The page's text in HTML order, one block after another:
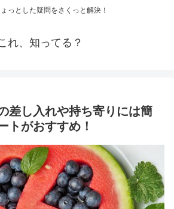
っとした疑問をさくっと解決！
れ、知ってる？
差し入れや持ち寄りには簡
トがおすすめ！